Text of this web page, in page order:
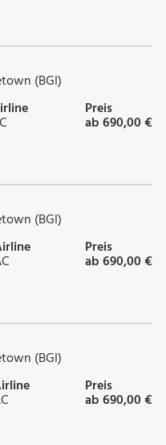
(BGI)
Preis
ab 690,00 €
(BGI)
Preis
ab 690,00 €
(BGI)
Preis
ab 690,00 €